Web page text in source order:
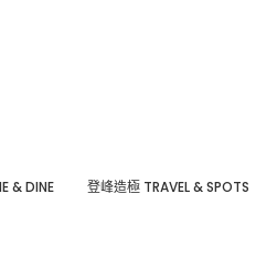
& DINE 登峰造極 TRAVEL & SPOTS